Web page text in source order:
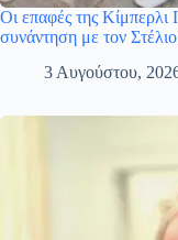
Οι επαφές της Κίμπερλι
συνάντηση με τον
3 Αυγούστου,